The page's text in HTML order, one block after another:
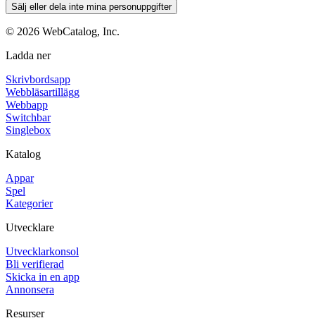
Sälj eller dela inte mina personuppgifter
© 2026 WebCatalog, Inc.
Ladda ner
Skrivbordsapp
Webbläsartillägg
Webbapp
Switchbar
Singlebox
Katalog
Appar
Spel
Kategorier
Utvecklare
Utvecklarkonsol
Bli verifierad
Skicka in en app
Annonsera
Resurser